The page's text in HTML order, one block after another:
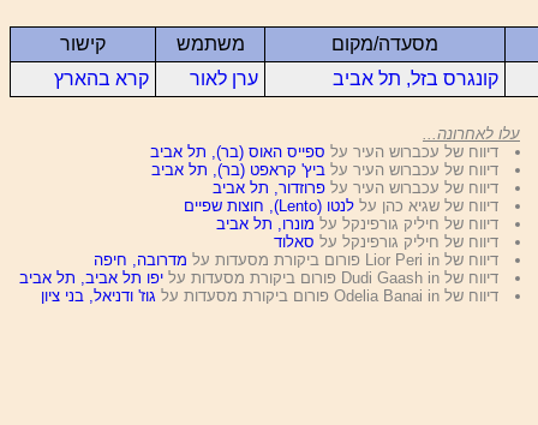
מסעדה/מקום משתמש
קישור
קונגרס בזל, תל אביב
ערן לאור קרא בהארץ
עלו לאחרונה...
דיווח של עכברוש העיר על ספייס האוס (בר), תל אביב
דיווח של עכברוש העיר על ביץ' קראפט (בר), תל אביב
דיווח של עכברוש העיר עלפרוזדור, תל אביב
דיווח של שגיא כהן עללנטו (Lento), חוצות שפיים
דיווח של חיליק גורפינקל על מונרו, תל אביב
דיווח של חיליק גורפינקל על סאלוד
דיווח של Lior Peri in פורום ביקורת מסעדות על
מדרובה, חיפה
דיווח של Dudi Gaash in פורום ביקורת מסעדות על
יפו תל אביב, תל אביב
דיווח של Odelia Banai in פורום ביקורת מסעדות על
גוז' ודניאל, בני ציון